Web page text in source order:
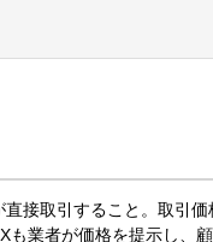
接取引すること。取引価
も業者が価格を提示し、